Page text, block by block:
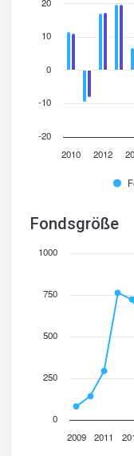
2010 2012
-20
-10
0
10
20
Fondsgröße
2009 2011
0
250
500
750
1000